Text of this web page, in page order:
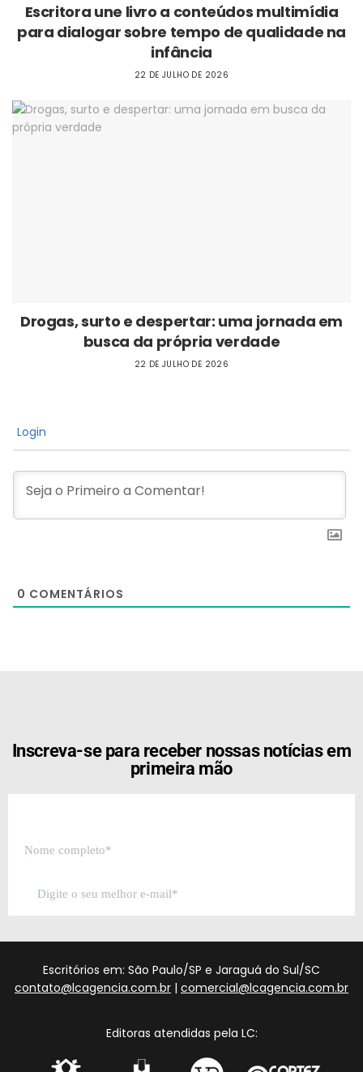
Escritora une livro a conteúdos multimídia
para dialogar sobre tempo de qualidade na
infância
22 DE JULHO DE 2026
Drogas, surto e despertar: uma jornada em
busca da própria verdade
22 DE JULHO DE 2026
Login
0 COMENTÁRIOS
Inscreva-se para receber nossas notícias em
primeira mão
Escritórios em: São Paulo/SP e Jaraguá do Sul/SC
contato@lcagencia.com.br | comercial@lcagencia.com.br
Editoras atendidas pela LC: